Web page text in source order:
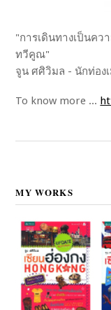
"การเดินทางเป็นค
ทวีคูณ"
จูน ศศิวิมล - นักท่อง
To know more ...
MY WORKS